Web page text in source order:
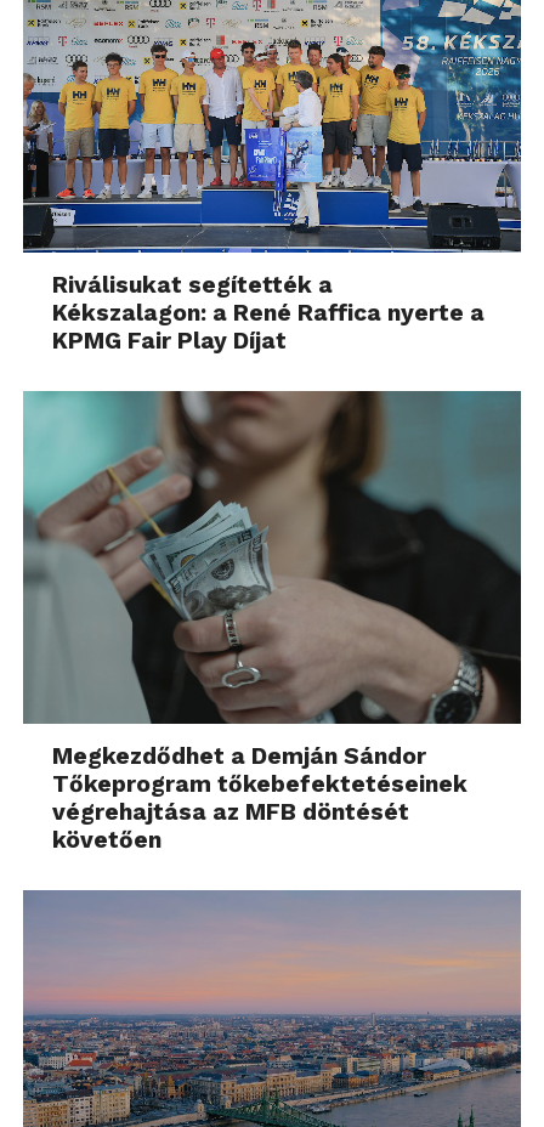
Riválisukat segítették a
Kékszalagon: a René Raffica nyerte a
KPMG Fair Play Díjat
Megkezdődhet a Demján Sándor
Tőkeprogram tőkebefektetéseinek
végrehajtása az MFB döntését
követően